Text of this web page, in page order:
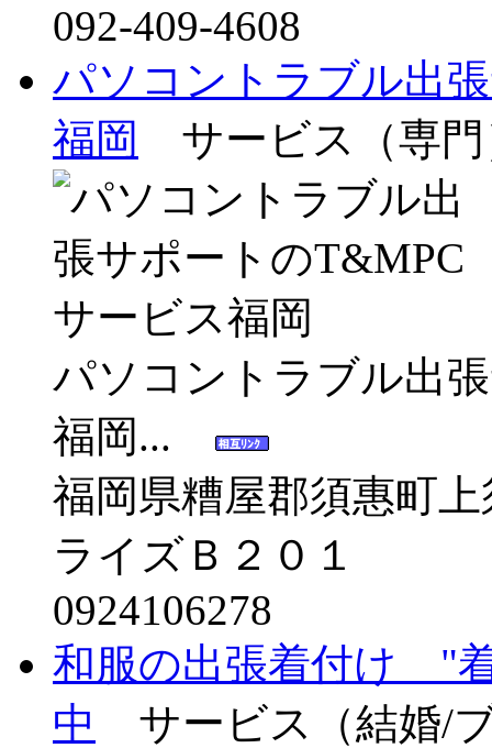
092-409-4608
パソコントラブル出
福岡
サービス（専門
パソコントラブル出
福岡...
福岡県糟屋郡須惠町
ライズＢ２０１
0924106278
和服の出張着付け "
中
サービス（結婚/